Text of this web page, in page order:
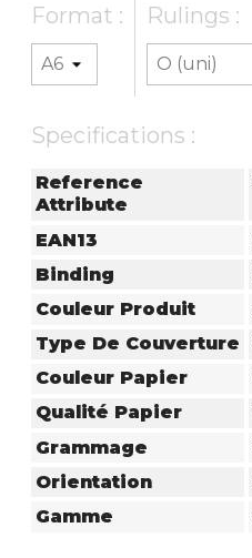
Format : Rulings :
Specifications :
Reference
Attribute
EAN13
Binding
Couleur Produit
Type De Couverture
Couleur Papier
Qualité Papier
Grammage
Orientation
Gamme